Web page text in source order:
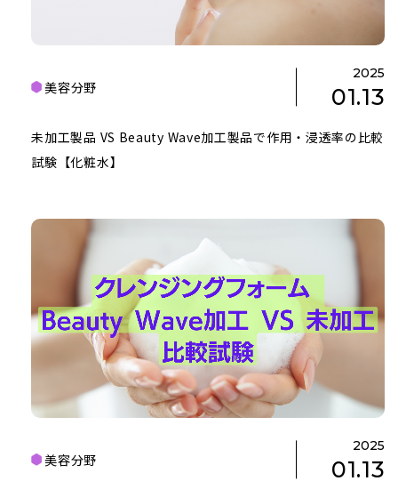
美容分野
2025
01.13
未加工製品 VS Beauty Wave加工製品で作用・浸透率の比較
試験【化粧水】
美容分野
2025
01.13